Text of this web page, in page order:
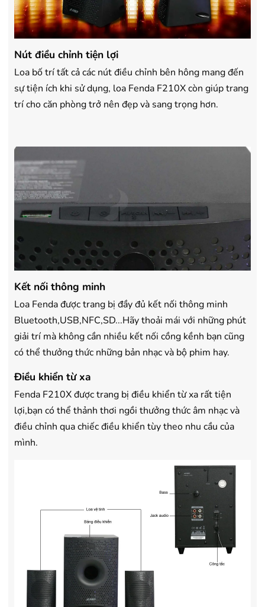
Nút điều chỉnh tiện lợi
Loa bố trí tất cả các nút điều chỉnh bên hông mang đến
sự tiện ích khi sử dụng, loa Fenda F210X còn giúp trang
trí cho căn phòng trở nên đẹp và sang trọng hơn.
Kết nối thông minh
Loa Fenda được trang bị đầy đủ kết nối thông minh
Bluetooth,USB,NFC,SD...Hãy thoải mái với những phút
giải trí mà không cần nhiều kết nối cồng kềnh bạn cũng
có thể thưởng thức những bản nhạc và bộ phim hay.
Điều khiển từ xa
Fenda F210X được trang bị điều khiển từ xa rất tiện
lợi,bạn có thể thảnh thơi ngồi thưởng thức âm nhạc và
điều chỉnh qua chiếc điều khiển tùy theo nhu cầu của
mình.